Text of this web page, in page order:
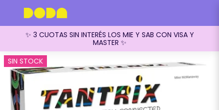
✨ 3 CUOTAS SIN INTERÉS LOS MIE Y SAB CON VISA Y
MASTER ✨
SIN STOCK